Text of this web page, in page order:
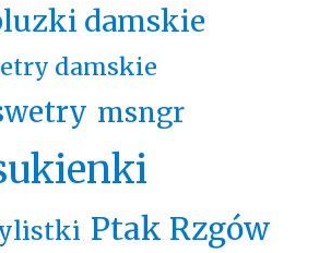
damskie
damskie
msngr
Ptak Rzgów